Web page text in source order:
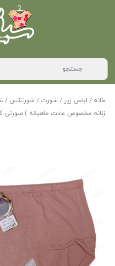
خانه / لباس زیر / شورت / شورتکس
زنانه مخصوص عادت ماهیانه ) صورتی